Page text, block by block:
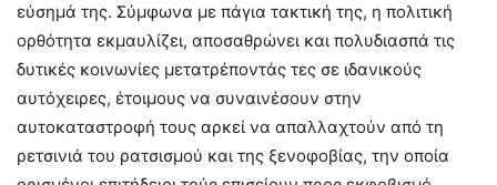
εύσημά της. Σύμφωνα με πάγια τακτική της, η πολιτική
ορθότητα εκμαυλίζει, αποσαθρώνει και πολυδιασπά τις
δυτικές κοινωνίες μετατρέποντάς τες σε ιδανικούς
αυτόχειρες, έτοιμους να συναινέσουν στην
αυτοκαταστροφή τους αρκεί να απαλλαχτούν από τη
ρετσινιά του ρατσισμού και της ξενοφοβίας, την οποία